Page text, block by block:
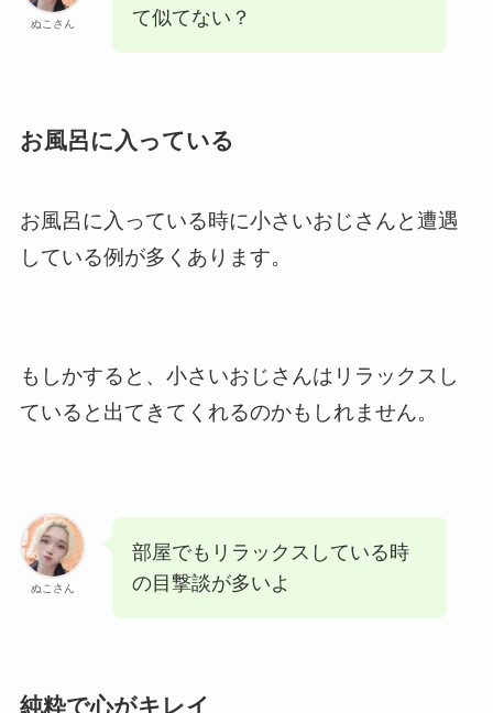
ぬこさん
て似てない？
お風呂に入っている
お風呂に入っている時に小さいおじさんと遭遇
している例が多くあります。
もしかすると、小さいおじさんはリラックスし
ていると出てきてくれるのかもしれません。
ぬこさん
部屋でもリラックスしている時
の目撃談が多いよ
純粋で心がキレイ